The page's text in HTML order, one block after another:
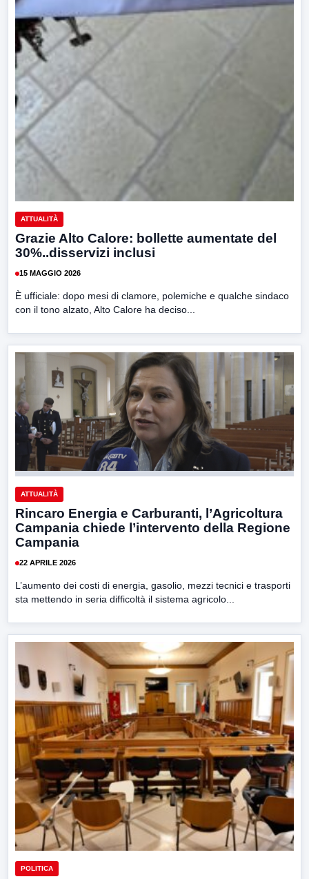
ATTUALITÀ
Grazie Alto Calore: bollette aumentate del
30%..disservizi inclusi
15 MAGGIO 2026
È ufficiale: dopo mesi di clamore, polemiche e qualche sindaco
con il tono alzato, Alto Calore ha deciso...
ATTUALITÀ
Rincaro Energia e Carburanti, l’Agricoltura
Campania chiede l’intervento della Regione
Campania
22 APRILE 2026
L’aumento dei costi di energia, gasolio, mezzi tecnici e trasporti
sta mettendo in seria difficoltà il sistema agricolo...
POLITICA